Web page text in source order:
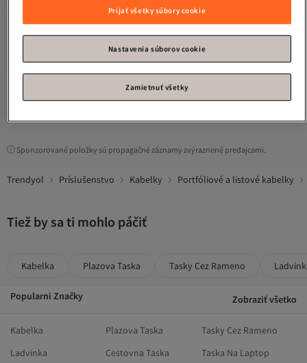
119€
Doručenie zdarma
119€
Sponzorované položky sú propagačné záznamy zvýraznené predajcami.
Trendyol Príslušenstvo Kabelky Portfóliové a listové kabelky
Tiež by sa ti mohlo páčiť
Kabelka Plazova Taska Tasky Cez Rameno
Popularni Značky Zobraziť všetko
Kabelka Plazova Taska
Tasky Cez Rameno
Ladvinka
Cestovna Taska
Taska Na Laptop
Prijať všetky súbory cookie
Nastavenia súborov cookie
Zamietnuť všetky